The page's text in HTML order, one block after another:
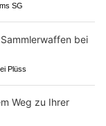
SG
Plüss